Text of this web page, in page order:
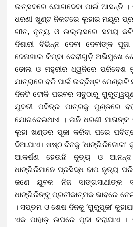
ଉତ୍ସବରେ ଯୋଗଦେବା ପାଇଁ ଆସନ୍ତି ।
ଧରଣୀ ଖୁଣ୍ଟ ନିକଟରେ ଲୁହାର ମୟୂର
ଗୀତ, ନୃତ୍ୟ ଓ ଉଲ୍ଲାସରେ ସମୟ
ଦିଶାରୀ ବିଭିନ୍ନ ଦେବା ଦେବୀଙ୍କ
ଜେନାଖାଲ କିମ୍ବା ଦେବୀଗୁଡ଼ି ଅଭିମୁଖେ
ଢୋଲ ଓ ମହୁରୀର ଧ୍ୱନିରେ ପରିବେଶ
ଯାତ୍ରାରେ ବଳି ପାଇଁ ଉଦ୍ଦିଷ୍ଟ ମେଣ୍ଢାଟି
ଦିନଟି ଟୋକି ପରବର ସବୁଠାରୁ
ଯୁବତୀ ପବିତ୍ର ପାତ୍ରକୁ ମୁଣ୍ଡରେ
ଯୋଗଦେଇଥାଏ । ଜାନି ଧରଣୀ
ଲୁହା ଖଣ୍ଡର ପୂଜା କରିବା ପରେ
ଦିଆଯାଏ। ଷଷ୍ଠ ଦିନକୁ ‘ଧାଙ୍ଗିରିଡୋଳା’
ଆକର୍ଷଣ ହେଉଛି ନୃତ୍ୟ ଓ ଆନନ୍ଦ
ଧାଙ୍ଗିରିମାନେ ପ୍ରସିଦ୍ଧ ଢାପ ନୃତ୍ୟ
ଜଣେ ଯୁବକ ନିଜ ସାଙ୍ଗସାଥୀଙ୍କ
ଧାଙ୍ଗିରିଙ୍କୁ ପ୍ରତୀକାତ୍ମକ ଭାବରେ
। ସପ୍ତମ ଓ ଶେଷ ଦିନକୁ ‘ଗୁରୁପୂଜା’
ଏକ ପାହାଡ଼ ଉପରେ ପୂଜା କରାଯାଏ ।